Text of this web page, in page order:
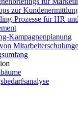
zur
Prozesse für HR
Kampagnenplanung